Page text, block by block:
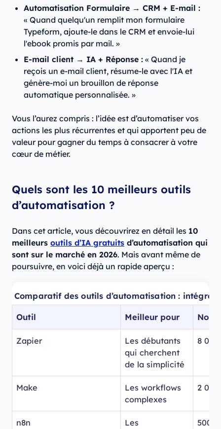
Automatisation Formulaire → CRM + E-mail :
« Quand quelqu'un remplit mon formulaire
Typeform, ajoute-le dans le CRM et envoie-lui
l'ebook promis par mail. »
E-mail client → IA + Réponse : « Quand je
reçois un e-mail client, résume-le avec l'IA et
génère-moi un brouillon de réponse
automatique personnalisée. »
Vous l’aurez compris : l’idée est d’automatiser vos
actions les plus récurrentes et qui apportent peu de
valeur pour gagner du temps à consacrer à votre
cœur de métier.
Quels sont les 10 meilleurs outils
d’automatisation ?
Dans cet article, vous découvrirez en détail les 10
meilleurs outils d’IA gratuits d’automatisation qui
sont sur le marché en 2026. Mais avant même de
poursuivre, en voici déjà un rapide aperçu :
Comparatif des outils d’automatisation :
Outil Meilleur pour
Zapier
Les débutants
qui cherchent
de la simplicité
8
Make
Les workflows
complexes
2
n8n
Les
500+